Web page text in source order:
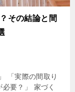
その結論と間
「実際の間取り
要？」 家づく